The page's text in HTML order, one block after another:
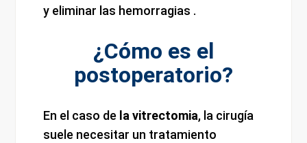
y eliminar las hemorragias .
¿Cómo es el
postoperatorio?
En el caso de la vitrectomia, la cirugía
suele necesitar un tratamiento